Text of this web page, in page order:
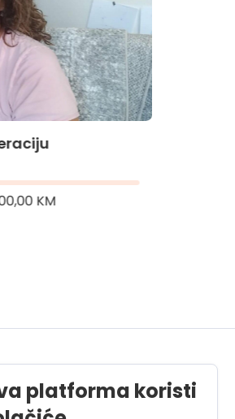
KM
- Pet od 08 do 17h
platforma koristi